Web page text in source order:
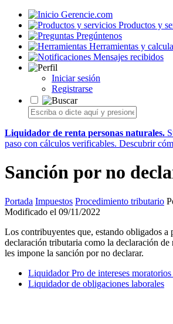
Gerencie.com
Productos y
Pregúntenos
Herramientas y
Mensajes recibidos
Iniciar sesión
Registrarse
Liquidador de renta personas naturales.
paso con cálculos verificables. Descubrir
Sanción por no
Portada Impuestos Procedimiento tributario
Modificado el 09/11/2022
Los contribuyentes que, estando obligados a
declaración tributaria como la declaración de
les impone la sanción por no declarar.
Liquidador Pro de intereses
Liquidador de obligaciones laborales